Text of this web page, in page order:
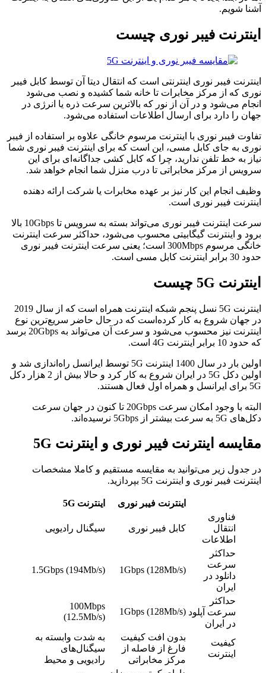
آشنا شویم.
اینترنت فیبر نوری چیست
اینترنت فیبر نوری اینترنتی است که انتقال دیتا آن توسط کابل فیبر
نوری که از مرکز مخابرات تا خانه شما کشیده و نصب می‌شود
انجام می‌شود و در آن از نور که بالاترین سرعت ذره یا انرژی در
جهان را دارد برای ارسال اطلاعات استفاده می‌شود.
تفاوت فیبر نوری با اینترنت مرسوم خانگی علاوه بر استفاده از فیبر
نوری به جای کابل مسی، این است که برای اینترنت فیبر نوری شما
نیاز به خط تلفن ندارید، چرا که کابل کشی جداگانه‌ای برای این
سرویس از مرکز مخابراتی تا درب منزل شما انجام خواهد شد.
وظیف انجام این کار نیز بر عهده مخابرات یا شرکت ارائه دهنده
اینترنت فیبر نوری است.
سرعت اینترنت فیبر نوری می‌تواند بسته به سرویس تا 10Gbps بالا
برود و اینترنت گیگابیتی محسوب می‌شود، حداکثر سرعت اینترنت
خانگی مرسوم 300Mbps است؛ یعنی سرعت اینترنت فیبر نوری
حدود 30 برابر اینترنت کابل مسی است.
اینترنت 5G چیست
اینترنت 5G نسل پنجم شبکه اینترنت همراه است که از سال 2019
در جهان شروع به کار کرده‌است که در حال حاضر سریع‌ترین نوع
اینترنت نیز محسوب می‌شود و سرعت آن می‌تواند به 20Gbps برسد
که حدود 10 برابر اینترنت 4G است.
اولین بار در سال 1400 اینترنت 5G توسط ایرانسل راه‌اندازی شد و
اولین دکل 5G در ایران شروع به کار کرد و حالا بیش از 2 هزار دکل
5G برای ایرانسل و همراه اول فعال هستند.
البته با وجود امکان سرعت 20Gbps تا کنون در جهان سرعت
دکل‌های 5G به سرعت بیشتر از 5Gbps نرسیده‌اند.
مقایسه اینترنت فیبر نوری و اینترنت 5G
در جدول زیر می‌توانید به مقایسه مستقیم و کاملا مشخصات
اینترنت فیبر نوری و اینترنت 5G بپردازید.
اینترنت فیبر نوری اینترنت 5G
فناوری
انتقال
اطلاعات
کابل فیبر نوری سیگنال رادیویی
حداکثر
سرعت
دانلود در
ایران
1Gbps (128Mb/s)
1.5Gbps (194Mb/s)
حداکثر
سرعت آپلود
در ایران
1Gbps (128Mb/s)
100Mbps
(12.5Mb/s)
کیفیت
اینترنت
بدون افت کیفیت
فارغ از فاصله از
مرکز مخابراتی
به شدت وابسته به
سیگنال‌های
رادیویی و محیط